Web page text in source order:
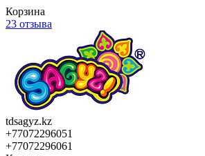
Корзина
23 отзыва
tdsagyz.kz
+77072296051
+77072296061